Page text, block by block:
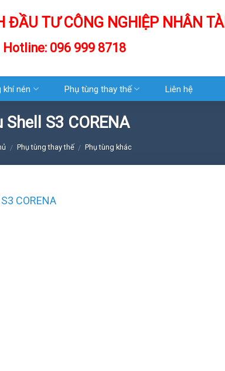
ĐẦU TƯ CÔNG NGHIỆP NHÂN TÀI
Hotline: 096 999 8718
khí nén Phụ tùng thay thế Liên hệ
Shell S3 CORENA
/ Phụ tùng thay thế / Phụ tùng khác
CORENA